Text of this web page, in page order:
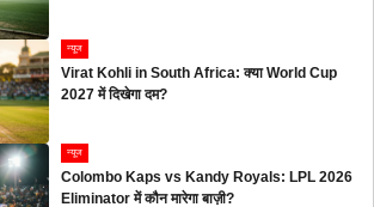
न्यूज
Virat Kohli in South Africa: क्या World Cup
2027 में दिखेगा दम?
न्यूज
Colombo Kaps vs Kandy Royals: LPL 2026
Eliminator में कौन मारेगा बाज़ी?